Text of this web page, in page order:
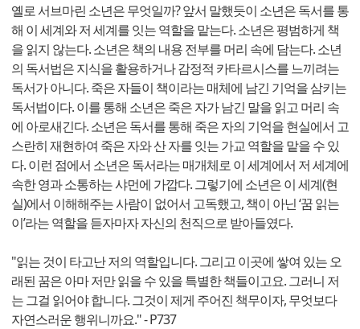
옐로 서브마린 소년은 무엇일까? 앞서 말했듯이 소년은 독서를 통
해 이 세계와 저 세계를 잇는 역할을 맡는다. 소년은 평범하게 책
을 읽지 않는다. 소년은 책의 내용 전부를 머리 속에 담는다. 소년
의 독서법은 지식을 활용하거나 감정적 카타르시스를 느끼려는
독서가 아니다. 죽은 자들이 책이라는 매체에 남긴 기억을 삼키는
독서법이다. 이를 통해 소년은 죽은 자가 남긴 말을 읽고 머리 속
에 아로새긴다. 소년은 독서를 통해 죽은 자의 기억을 현실에서 고
스란히 재현하여 죽은 자와 산 자를 잇는 가교 역할을 맡을 수 있
다. 이런 점에서 소년은 독서라는 매개체로 이 세계에서 저 세계에
속한 영과 소통하는 샤먼에 가깝다. 그렇기에 소년은 이 세계(현
실)에서 이해해주는 사람이 없어서 고독했고, 책이 아닌 ‘꿈 읽는
이’라는 역할을 듣자마자 자신의 천직으로 받아들였다.
"읽는 것이 타고난 저의 역할입니다. 그리고 이곳에 쌓여 있는 오
래된 꿈은 아마 저만 읽을 수 있을 특별한 책들이고요. 그러니 저
는 그걸 읽어야 합니다. 그것이 제게 주어진 책무이자, 무엇보다
자연스러운 행위니까요." - P737